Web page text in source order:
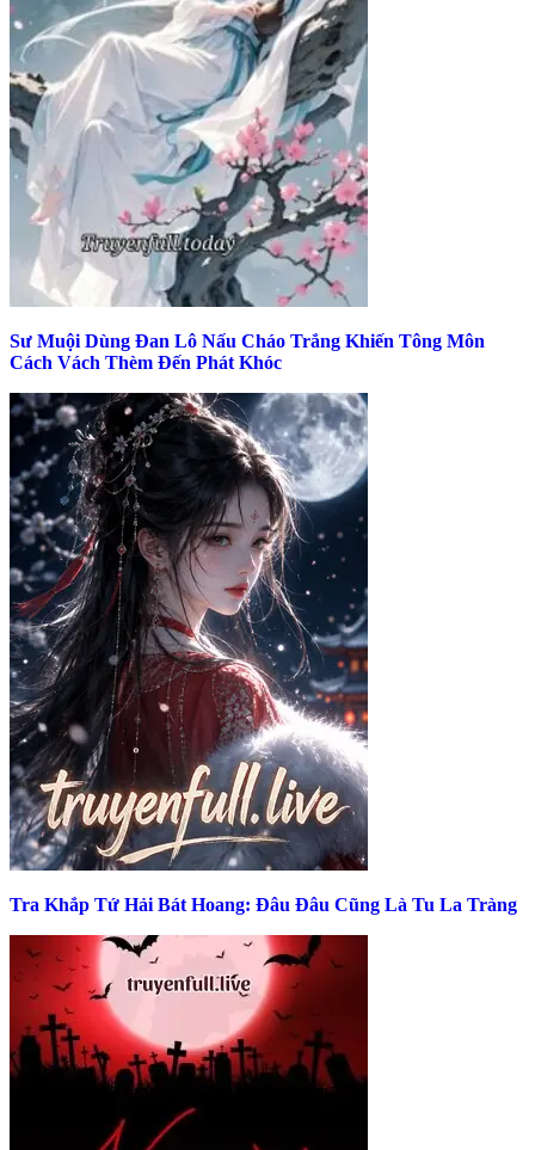
Sư Muội Dùng Đan Lô Nấu Cháo Trắng Khiến Tông Môn
Cách Vách Thèm Đến Phát Khóc
Tra Khắp Tứ Hải Bát Hoang: Đâu Đâu Cũng Là Tu La Tràng